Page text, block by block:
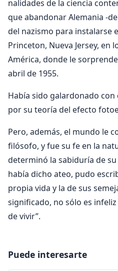
nalidades de la ciencia
que abandonar Alemania -
del nazismo para instalarse
Princeton, Nueva Jersey, en
América, donde le
abril de 1955.
Había sido galardonado con
por su teoría del efecto
Pero, además, el mundo le
filósofo, y fue su fe en la
determinó la sabiduría de su
había dicho ateo, pudo
propia vida y la de sus
significado, no sólo es
de vivir”.
Puede interesarte